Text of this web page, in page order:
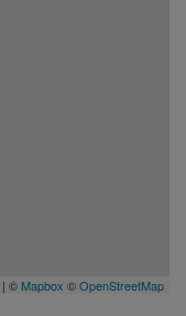
| © Mapbox ©OpenStreetMap